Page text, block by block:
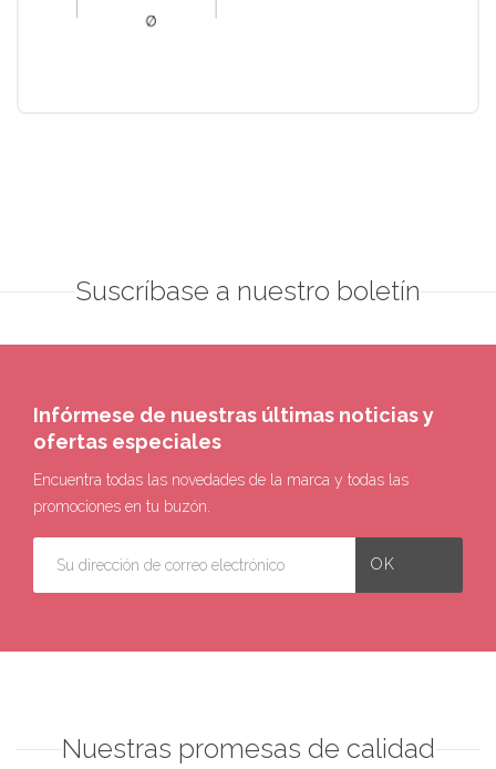
Suscríbase a nuestro boletín
Infórmese de nuestras últimas noticias y
ofertas especiales
Encuentra todas las novedades de la marca y todas las
promociones en tu buzón.
Nuestras promesas de calidad